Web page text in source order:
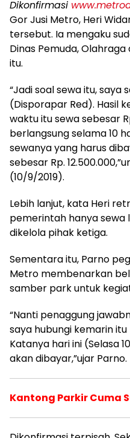
Dikonfirmasi
Gor Jusi Metro, Heri
tersebut. Ia mengaku
Dinas Pemuda,
itu.
“Jadi soal sewa itu, saya
(Disporapar Red). Hasil
waktu itu sewa sebesar
berlangsung selama 10
sewanya yang harus
sebesar Rp.
(10/9/2019).
Lebih lanjut, kata Heri
pemerintah hanya sewa
dikelola pihak ketiga.
Sementara itu, Parno
Metro membenarkan
samber park untuk
“Nanti penaggung
saya hubungi kemarin
Katanya hari ini (Selasa
akan dibayar,”ujar Parno.
Kantong Parkir Cuma